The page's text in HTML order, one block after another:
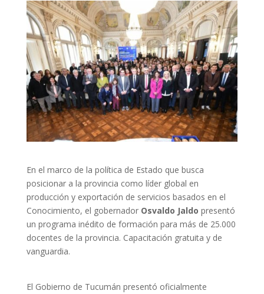
En el marco de la política de Estado que busca
posicionar a la provincia como líder global en
producción y exportación de servicios basados en el
Conocimiento, el gobernador Osvaldo Jaldo presentó
un programa inédito de formación para más de 25.000
docentes de la provincia. Capacitación gratuita y de
vanguardia.
El Gobierno de Tucumán presentó oficialmente